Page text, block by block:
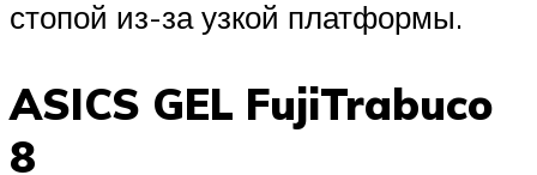
стопой из-за узкой платформы.
ASICS GEL FujiTrabuco
8